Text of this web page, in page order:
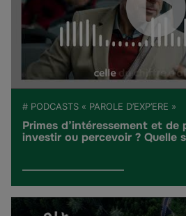
# PODCASTS « PAROLE D’EXP’ERE »
Primes d’intéressement et de
investir ou percevoir ? Quelle